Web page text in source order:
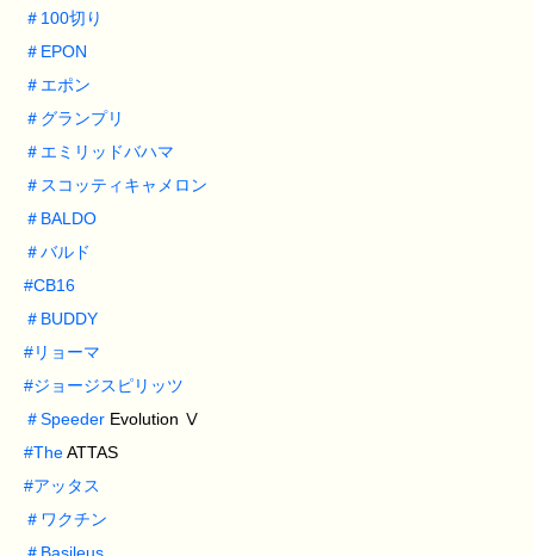
＃ 100切り
＃ EPON
＃ エポン
＃ グランプリ
＃ エミリッドバハマ
＃ スコッティキャメロン
＃ BALDO
＃バルド
#CB16
＃ BUDDY
#リョーマ
#ジョージスピリッツ
＃SpeederEvolution Ⅴ
#TheATTAS
#アッタス
＃ ワクチン